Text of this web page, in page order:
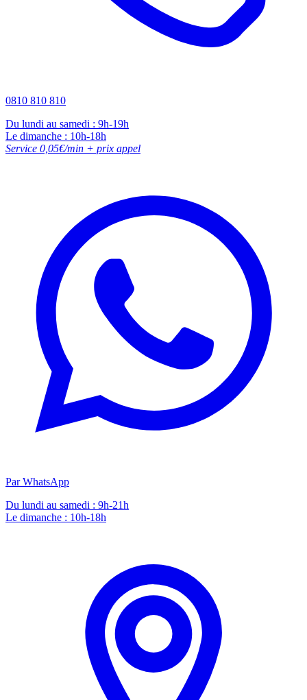
0810 810 810
Du lundi au samedi : 9h-19h
Le dimanche : 10h-18h
Service 0,05€/min + prix appel
Par WhatsApp
Du lundi au samedi : 9h-21h
Le dimanche : 10h-18h